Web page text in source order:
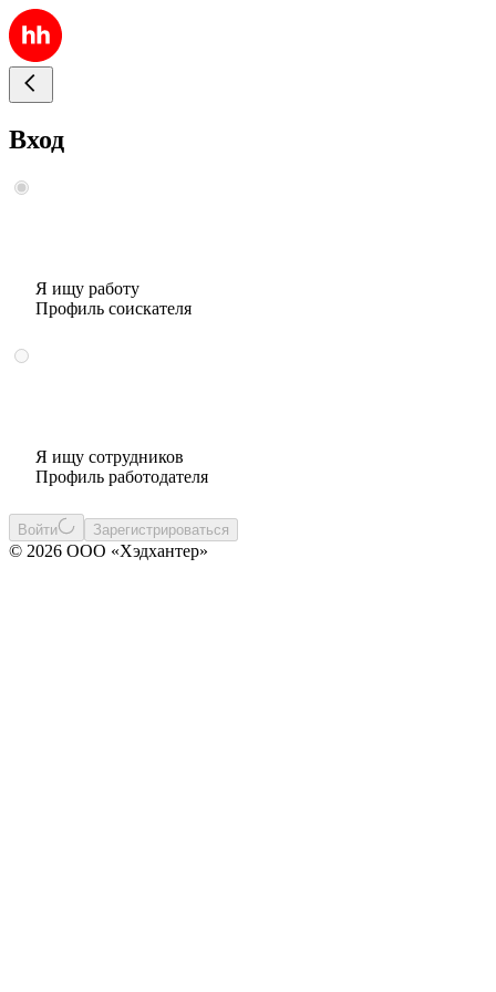
Вход
Я ищу работу
Профиль соискателя
Я ищу сотрудников
Профиль работодателя
Войти Зарегистрироваться
© 2026 ООО «Хэдхантер»